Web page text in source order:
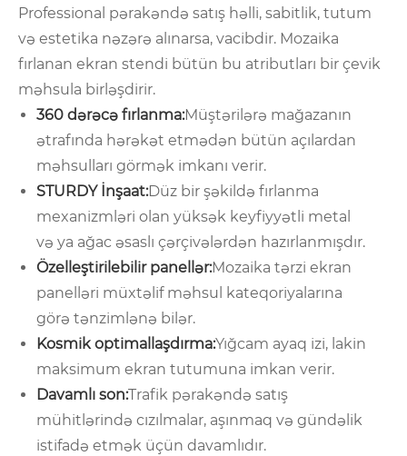
Professional pərakəndə satış həlli, sabitlik, tutum
və estetika nəzərə alınarsa, vacibdir. Mozaika
fırlanan ekran stendi bütün bu atributları bir çevik
məhsula birləşdirir.
360 dərəcə fırlanma:Müştərilərə mağazanın
ətrafında hərəkət etmədən bütün açılardan
məhsulları görmək imkanı verir.
STURDY İnşaat:Düz bir şəkildə fırlanma
mexanizmləri olan yüksək keyfiyyətli metal
və ya ağac əsaslı çərçivələrdən hazırlanmışdır.
Özelleştirilebilir panellər:Mozaika tərzi ekran
panelləri müxtəlif məhsul kateqoriyalarına
görə tənzimlənə bilər.
Kosmik optimallaşdırma:Yığcam ayaq izi, lakin
maksimum ekran tutumuna imkan verir.
Davamlı son:Trafik pərakəndə satış
mühitlərində cızılmalar, aşınmaq və gündəlik
istifadə etmək üçün davamlıdır.